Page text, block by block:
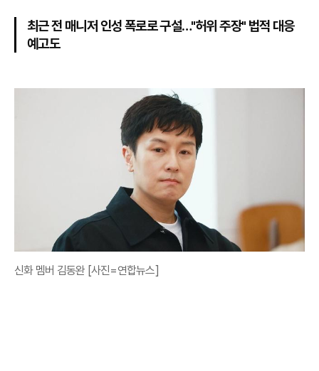
기
최근 전 매니저 인성 폭로로 구설…"허위 주장" 법적 대응
예고도
신화 멤버 김동완 [사진=연합뉴스]